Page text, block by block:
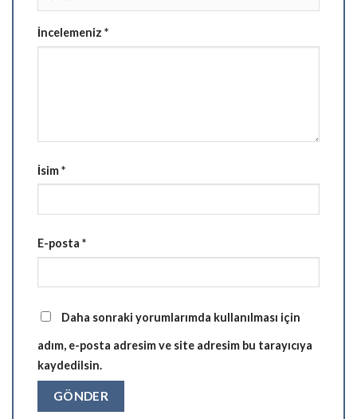
İncelemeniz *
İsim*
E-posta *
Daha sonraki yorumlarımda kullanılması için
adım, e-posta adresim ve site adresim bu tarayıcıya
kaydedilsin.